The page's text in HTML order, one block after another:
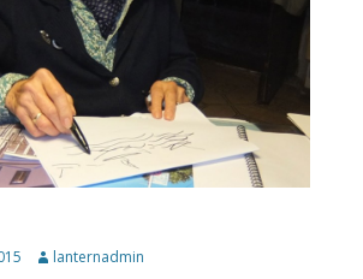
Author
lanternadmin